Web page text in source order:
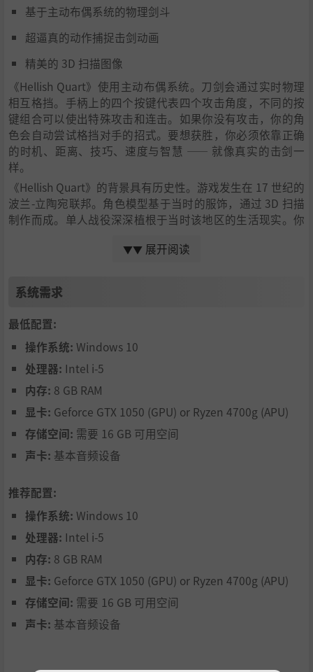
基于主动布偶系统的物理剑斗
超逼真的动作捕捉击剑动画
精美的 3D 扫描图像
《Hellish Quart》使用主动布偶系统。刀剑会通过实时物理
相互格挡。手柄上的四个按键代表四个攻击角度，不同的按
键组合可以使出特殊攻击和连击。如果你没有攻击，你的角
色会自动尝试格挡对手的招式。要想获胜，你必须依靠正确
的时机、距离、技巧、速度与智慧 —— 就像真实的击剑一
样。
《Hellish Quart》的背景具有历史性。游戏发生在 17 世纪的
波兰-立陶宛联邦。角色模型基于当时的服饰，通过 3D 扫描
制作而成。单人战役深深植根于当时该地区的生活现实。你
军、瑞典骑兵、法国火枪手等展开决斗。
▼▼ 展开阅读
系统需求
最低配置:
操作系统: Windows 10
处理器: Intel i-5
内存: 8 GB RAM
显卡: Geforce GTX 1050 (GPU) or Ryzen 4700g (APU)
存储空间: 需要 16 GB 可用空间
声卡: 基本音频设备
推荐配置:
操作系统: Windows 10
处理器: Intel i-5
内存: 8 GB RAM
显卡: Geforce GTX 1050 (GPU) or Ryzen 4700g (APU)
存储空间: 需要 16 GB 可用空间
声卡: 基本音频设备